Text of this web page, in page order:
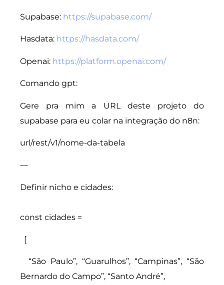
Supabase: https://supabase.com/
Hasdata: https://hasdata.com/
Openai: https://platform.openai.com/
Comando gpt:
Gere pra mim a URL deste projeto do
supabase para eu colar na integração do n8n:
url/rest/v1/nome-da-tabela
—
Definir nicho e cidades:
const cidades =
[
“São Paulo”, “Guarulhos”, “Campinas”, “São
Bernardo do Campo”, “Santo André”,